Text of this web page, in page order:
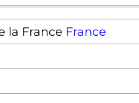
France